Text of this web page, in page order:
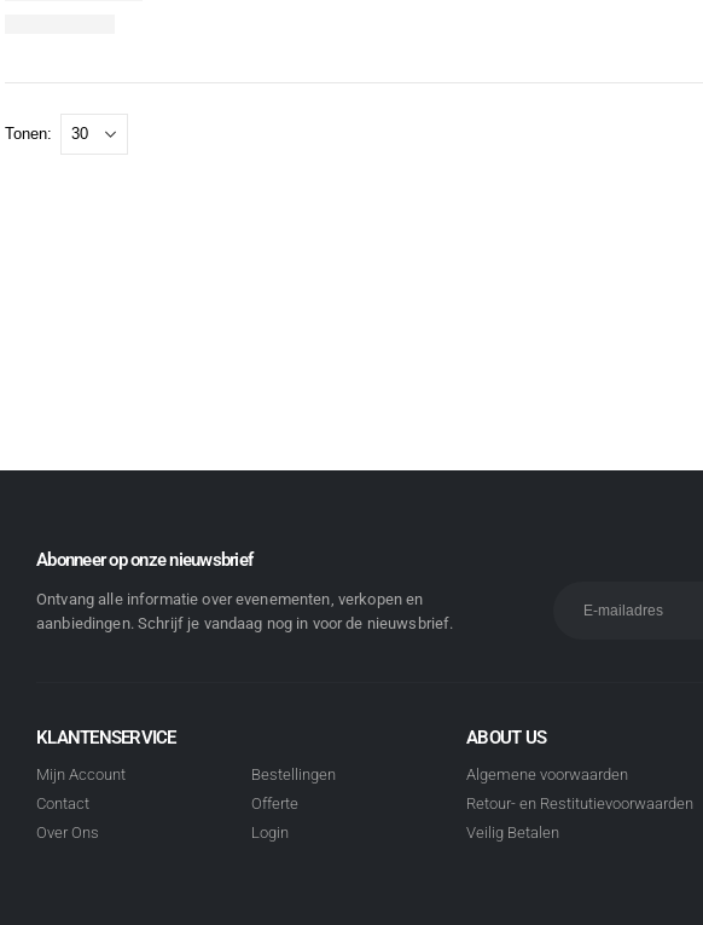
Tonen:
Abonneer op onze nieuwsbrief
Ontvang alle informatie over evenementen, verkopen en
aanbiedingen. Schrijf je vandaag nog in voor de nieuwsbrief.
KLANTENSERVICE
Mijn Account
Contact
Over Ons
Bestellingen
Offerte
Login
ABOUT US
Algemene voorwaarden
Retour- en Restitutievoorwaarden
Veilig Betalen